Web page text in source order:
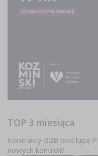
TOP 3 miesiąca
Kontrakty B2B pod lupą
nowych kontroli?